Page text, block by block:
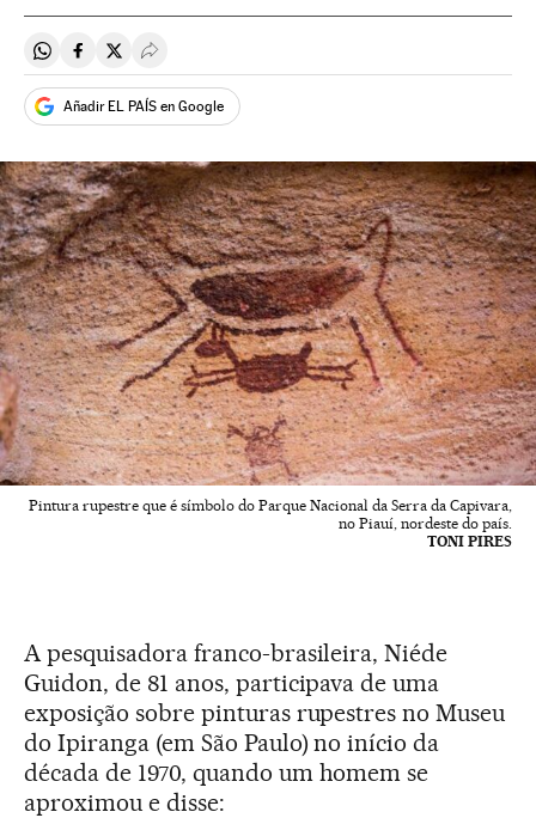
Compartir en Whatsapp
Compartir en Facebook
Compartir en Twitter
Desplegar Redes Sociales
Añadir EL PAÍS en Google
Pintura rupestre que é símbolo do Parque Nacional da Serra da Capivara,
no Piauí, nordeste do país.
TONI PIRES
A pesquisadora franco-brasileira, Niéde
Guidon, de 81 anos, participava de uma
exposição sobre pinturas rupestres no Museu
do Ipiranga (em São Paulo) no início da
década de 1970, quando um homem se
aproximou e disse: